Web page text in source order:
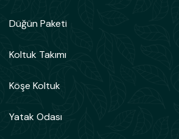
Düğün Paketi
Koltuk Takımı
Köşe Koltuk
Yatak Odası